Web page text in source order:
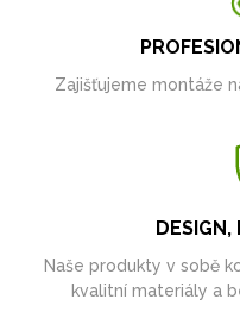
Zajišťujeme montáže
DESIGN,
Naše produkty v sobě
kvalitní materiály a